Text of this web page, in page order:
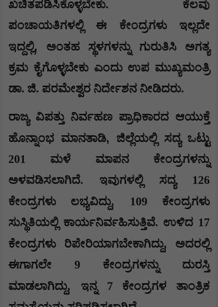
ಖಚಿತಪಡಿಸಿಕೊಳ್ಳಬೇಕು. ಕೆಲವು
ಪಂಚಾಯತಿಗಳಲ್ಲಿ ಈ ಕೇಂದ್ರಗಳು ಇಲ್ಲದೇ
ಇದ್ದಲ್ಲಿ, ಅಂತಹ ಸ್ಥಳಗಳನ್ನು ಗುರುತಿಸಿ ಅಗತ್ಯ
ಕ್ರಮ ಕೈಗೊಳ್ಳಬೇಕು ಎಂದು ಉಪ ಮುಖ್ಯಮಂತ್ರಿ
ಡಾ. ಜಿ. ಪರಮೇಶ್ವರ ನಿರ್ದೇಶನ ನೀಡಿದರು.
ರಾಜ್ಯ ವಿಪತ್ತು ನಿರ್ವಹಣ ಪ್ರಾಧಿಕಾರದ ಆಯುಕ್ತೆ
ಹೊನ್ನಾಂಭ ಮಾನತಾಡಿ, ಜಿಲ್ಲೆಯಲ್ಲಿ ಸದ್ಯ ಒಟ್ಟು
201 ಮಳೆ ಮಾಪನ ಕೇಂದ್ರಗಳನ್ನು
ಅಳವಡಿಸಲಾಗಿದೆ. ಇವುಗಳಲ್ಲಿ ಸದ್ಯ 126
ಕೇಂದ್ರಗಳು ಲಭ್ಯವಿದ್ದು,
109 ಕೇಂದ್ರಗಳು
ಸುಸ್ಥಿತಿಯಲ್ಲಿ ಕಾರ್ಯನಿರ್ವಹಿಸುತ್ತಿವೆ. ಉಳಿದ 17
ಕೇಂದ್ರಗಳು ರಿಪೇರಿಯಾಗಬೇಕಾಗಿದ್ದು, ಅದರಲ್ಲಿ
ಈಗಾಗಲೇ 9 ಕೇಂದ್ರಗಳನ್ನು ದುರಸ್ತಿ
ಮಾಡಲಾಗಿದ್ದು, ಇನ್ನ 7 ಕೇಂದ್ರಗಳ ತಾಂತ್ರಿಕ